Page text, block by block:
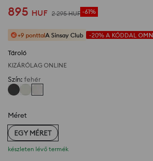
895 HUF 2 295 HUF -61%
+9 ponttalA Sinsay Club -20% A KÓDDAL
Tároló
KIZÁRÓLAG ONLINE
Szín: fehér
Méret
EGY MÉRET
készleten lévő termék